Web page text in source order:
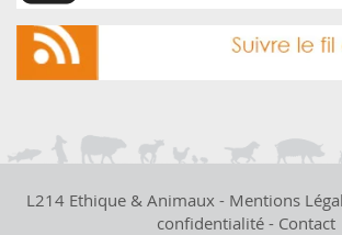
L214 Ethique & Animaux - Mentions
confidentialité- Contact